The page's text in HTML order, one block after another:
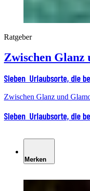
Ratgeber
Zwischen Glanz
Sieben Urlaubsorte, die
Zwischen Glanz und
Sieben Urlaubsorte, die
Merken